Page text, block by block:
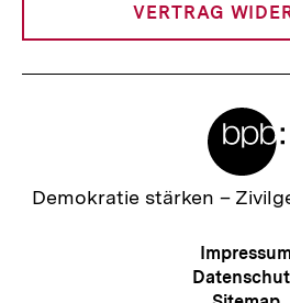
VERTRAG
Zur
Demokratie stärken –
Meta-
Impressum